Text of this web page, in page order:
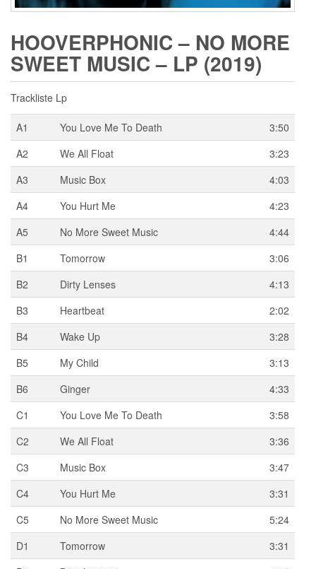
HOOVERPHONIC ‎– NO MORE
SWEET MUSIC – LP (2019)
Trackliste Lp
A1 You Love Me To Death
3:50
A2
We All Float
3:23
A3
Music Box
4:03
A4
You Hurt Me
4:23
A5
No More Sweet Music
4:44
B1
Tomorrow
3:06
B2
Dirty Lenses
4:13
B3
Heartbeat
2:02
B4
Wake Up
3:28
B5
My Child
3:13
B6
Ginger
4:33
C1
You Love Me To Death
3:58
C2
We All Float
3:36
C3
Music Box
3:47
C4
You Hurt Me
3:31
C5
No More Sweet Music
5:24
D1
Tomorrow
3:31